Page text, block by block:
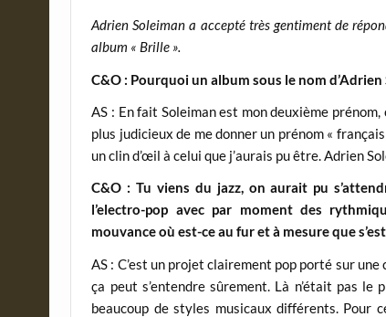
Adrien Soleiman a accepté très gentiment de
album « Brille ».
C&O : Pourquoi un album sous le nom
AS : En fait Soleiman est mon deuxième
plus judicieux de me donner un prénom «
un clin d’œil à celui que j’aurais pu être. Adrien
C&O : Tu viens du jazz, on aurait pu
l’electro-pop avec par moment des
mouvance où est-ce au fur et à mesure que
AS : C’est un projet clairement pop porté sur
ça peut s’entendre sûrement. Là n’était pas
beaucoup de styles musicaux différents.